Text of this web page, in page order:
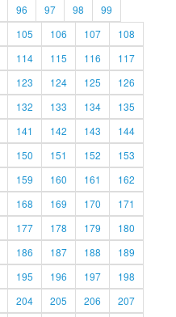
96 97 98
99
105 106 107
108
114 115 116
117
123 124 125
126
132 133 134
135
141 142 143
144
150 151 152
153
159 160 161
162
168 169 170
171
177 178 179
180
186 187 188
189
195 196 197
198
204 205 206
207